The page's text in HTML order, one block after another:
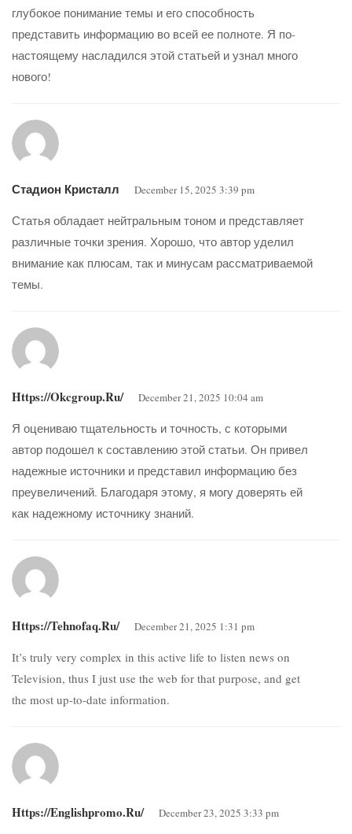
глубокое понимание темы и его способность
представить информацию во всей ее полноте. Я по-
настоящему насладился этой статьей и узнал много
нового!
Стадион Кристалл December 15, 2025 3:39 pm
Статья обладает нейтральным тоном и представляет
различные точки зрения. Хорошо, что автор уделил
внимание как плюсам, так и минусам рассматриваемой
темы.
Https://okcgroup.ru/ December 21, 2025 10:04 am
Я оцениваю тщательность и точность, с которыми
автор подошел к составлению этой статьи. Он привел
надежные источники и представил информацию без
преувеличений. Благодаря этому, я могу доверять ей
как надежному источнику знаний.
Https://tehnofaq.ru/ December 21, 2025 1:31 pm
It’s truly very complex in this active life to listen news on
Television, thus I just use the web for that purpose, and get
the most up-to-date information.
Https://englishpromo.ru/ December 23, 2025 3:33 pm